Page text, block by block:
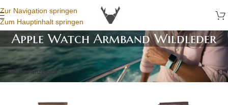
Zur Navigation springen
Zum Hauptinhalt springen
Apple Watch Armband Wildleder
Startseite Apple Watch Armbänder Apple Watch Armband Wildleder
Sidebar anzeigen